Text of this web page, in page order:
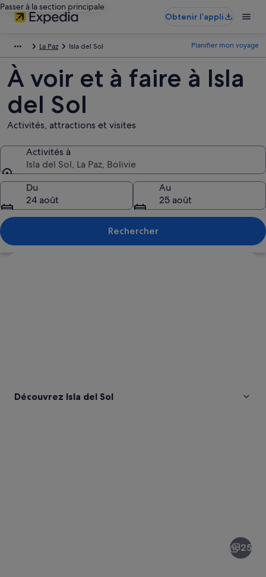
Passer à la section principale
Obtenir l’appli
La Paz Isla del Sol Planifier mon voyage
À voir et à faire à Isla
del Sol
Activités, attractions et visites
Activités à
Isla del Sol, La Paz, Bolivie
Activités à
Du
24 août
Au
25 août
Rechercher
Découvrez Isla del Sol
25